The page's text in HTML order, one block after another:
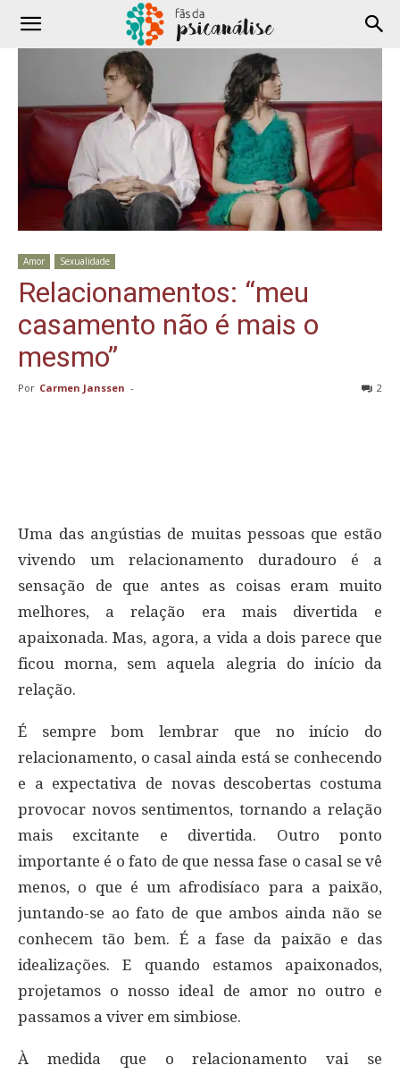
Amor Sexualidade
Relacionamentos: “meu
casamento não é mais o
mesmo”
Por Carmen Janssen - 2
Uma das angústias de muitas pessoas que estão
vivendo um relacionamento duradouro é a
sensação de que antes as coisas eram muito
melhores, a relação era mais divertida e
apaixonada. Mas, agora, a vida a dois parece que
ficou morna, sem aquela alegria do início da
relação.
É sempre bom lembrar que no início do
relacionamento, o casal ainda está se conhecendo
e a expectativa de novas descobertas costuma
provocar novos sentimentos, tornando a relação
mais excitante e divertida. Outro ponto
importante é o fato de que nessa fase o casal se vê
menos, o que é um afrodisíaco para a paixão,
juntando-se ao fato de que ambos ainda não se
conhecem tão bem. É a fase da paixão e das
idealizações. E quando estamos apaixonados,
projetamos o nosso ideal de amor no outro e
passamos a viver em simbiose.
À medida que o relacionamento vai se